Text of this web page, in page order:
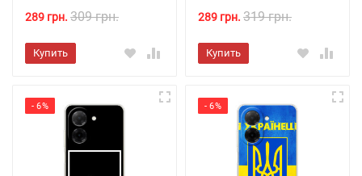
289 грн. 309 грн.
Купить
289 грн. 319 грн.
Купить
- 6% - 6%